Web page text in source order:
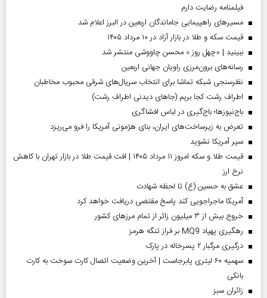
فیلمنامه رضایت دارم
مسیر‌های راهپیمایی جاماندگان اربعین در البرز اعلام شد
قیمت سکه و طلا در بازار آزاد در ۱۰ مرداد ۱۴۰۵
ببینید | «چهل روز » محسن چاووشی منتشر شد
رسانه‌های برون‌مرزی راویان جهانی اربعین
نظرسنجی شبکه تماشا برای انتخاب سریال‌های شرقی محبوب مخاطبان
اطراف رشت کجا بریم (جاهای دیدنی اطراف رشت)
باج‌نیوزها؛ باج‌گیری در لباس افشاگری
تعرض به زیرساخت‌های ایران، بنای هژمونی آمریکا را فرو می‌ریزد
سپر آمریکا نشوید
قیمت طلا و سکه امروز ۱۱ مرداد ۱۴۰۵ | افت قیمت طلا در بازار تهران با کاهش
نرخ ارز
عشق به حسین (ع) تا لحظه شهادت
آمریکا ماجراجویی کند پاسخ مقتضی دریافت خواهد کرد
خروج بیش از ۳ میلیون زائر از تمام مرز‌های کشور
رهگیری پهپاد MQ9 بر فراز تنگه هرمز
درگیری مرگبار ۲ پسرخاله در پارک
سهمیه ۶۰ لیتری پابرجاست | آخرین وضعیت اتصال کارت سوخت به کارت
بانکی
‌زائران سبز